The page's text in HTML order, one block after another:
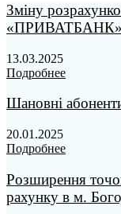
Зміну
«ПРИВАТБАНК»
13.03.2025
Подробнее
Шановні
20.01.2025
Подробнее
Розширення
рахунку в м.